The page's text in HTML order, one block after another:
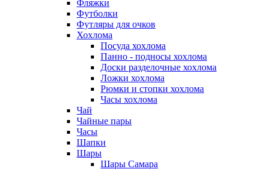
Фляжки
Футболки
Футляры для очков
Хохлома
Посуда хохлома
Панно - подносы хохлома
Доски разделочные хохлома
Ложки хохлома
Рюмки и стопки хохлома
Часы хохлома
Чай
Чайные пары
Часы
Шапки
Шары
Шары Самара